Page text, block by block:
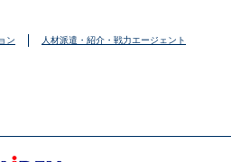
ン 人材派遣・紹介・戦力エージェント